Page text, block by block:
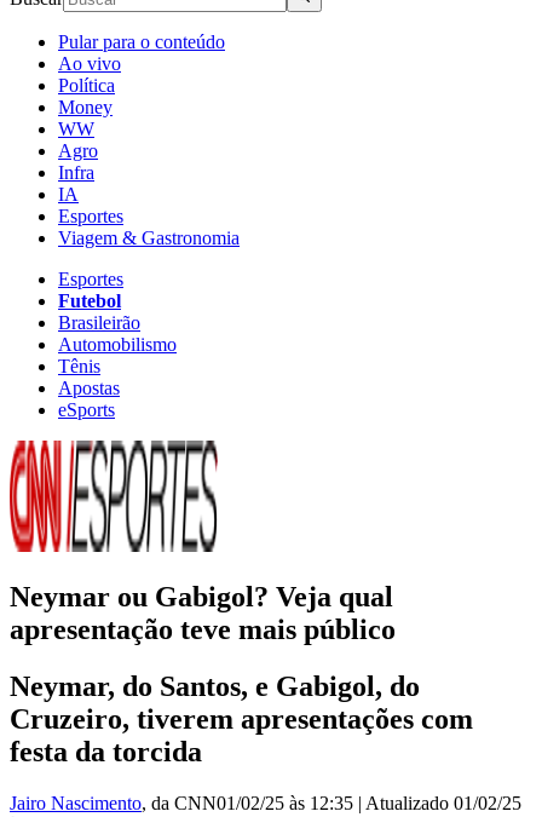
Pular para o conteúdo
Ao vivo
Política
Money
WW
Agro
Infra
IA
Esportes
Viagem & Gastronomia
Esportes
Futebol
Brasileirão
Automobilismo
Tênis
Apostas
eSports
Neymar ou Gabigol? Veja qual
apresentação teve mais público
Neymar, do Santos, e Gabigol, do
Cruzeiro, tiverem apresentações com
festa da torcida
Jairo Nascimento, da CNN01/02/25 às 12:35 | Atualizado 01/02/25